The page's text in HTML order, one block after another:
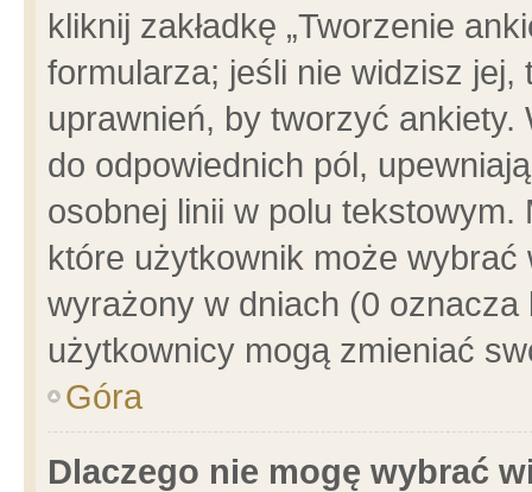
kliknij zakładkę „Tworzenie
formularza; jeśli nie widzisz
uprawnień, by tworzyć ankiety.
do odpowiednich pól,
osobnej linii w polu
które użytkownik może
wyrażony w dniach (0
użytkownicy mogą zmieniać
Góra
Dlaczego nie mogę wybrać